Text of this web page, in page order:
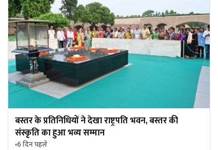
बस्तर के प्रतिनिधियों ने देखा राष्ट्रपति भवन, बस्तर की
संस्कृति का हुआ भव्य सम्मान
6 दिन पहले